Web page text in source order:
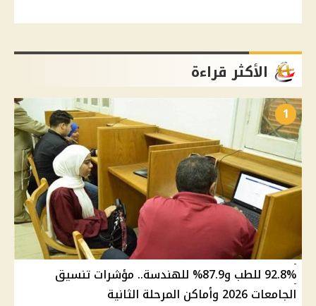
الأكثر قراءة
1
92.8% للطب و87.9% للهندسة.. مؤشرات تنسيق
الجامعات 2026 وأماكن المرحلة الثانية